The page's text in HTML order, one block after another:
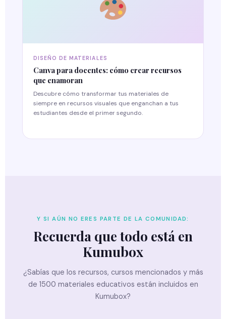
DISEÑO DE MATERIALES
Canva para docentes: cómo crear recursos
que enamoran
Descubre cómo transformar tus materiales de
siempre en recursos visuales que enganchan a tus
estudiantes desde el primer segundo.
Y SI AÚN NO ERES PARTE DE LA COMUNIDAD:
Recuerda que todo está en
Kumubox
¿Sabías que los recursos, cursos mencionados y más
de 1500 materiales educativos están incluidos en
Kumubox?